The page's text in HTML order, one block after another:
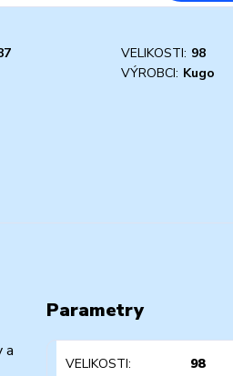
VELIKOSTI: 98
VÝROBCI: Kugo
a
Parametry
VELIKOSTI 98